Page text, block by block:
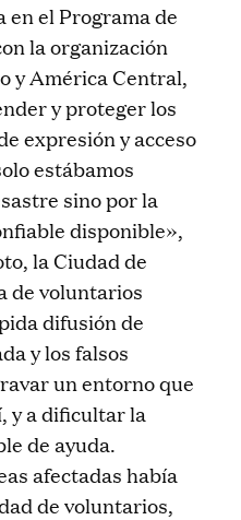
el Programa de
la organización
y América Central,
y proteger los
expresión y acceso
estábamos
sino por la
disponible»,
la Ciudad de
de voluntarios
difusión de
y los falsos
un entorno que
y a dificultar la
de ayuda.
afectadas había
de voluntarios,